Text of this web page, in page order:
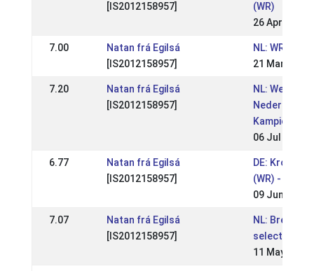
[IS2012158957]
(WR)
26 Apr 2026
7.00
Natan frá Egilsá
[IS2012158957]
NL: WR
21 Mar 2026
7.20
Natan frá Egilsá
[IS2012158957]
NL:
Nederlandse
06 Jul 2025
6.77
Natan frá Egilsá
[IS2012158957]
DE:
(WR) - WM-
09 Jun 2025
7.07
Natan frá Egilsá
[IS2012158957]
NL:
11 May 2025